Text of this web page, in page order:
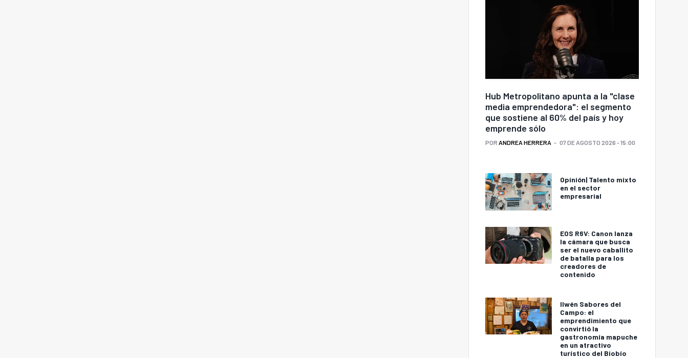
Hub Metropolitano apunta a la "clase
media emprendedora": el segmento
que sostiene al 60% del país y hoy
emprende sólo
POR ANDREA HERRERA 07 DE AGOSTO 2026 - 15:00
Opinión| Talento mixto
en el sector
empresarial
EOS R6V: Canon lanza
la cámara que busca
ser el nuevo caballito
de batalla para los
creadores de
contenido
Ilwén Sabores del
Campo: el
emprendimiento que
convirtió la
gastronomía mapuche
en un atractivo
turístico del Biobío